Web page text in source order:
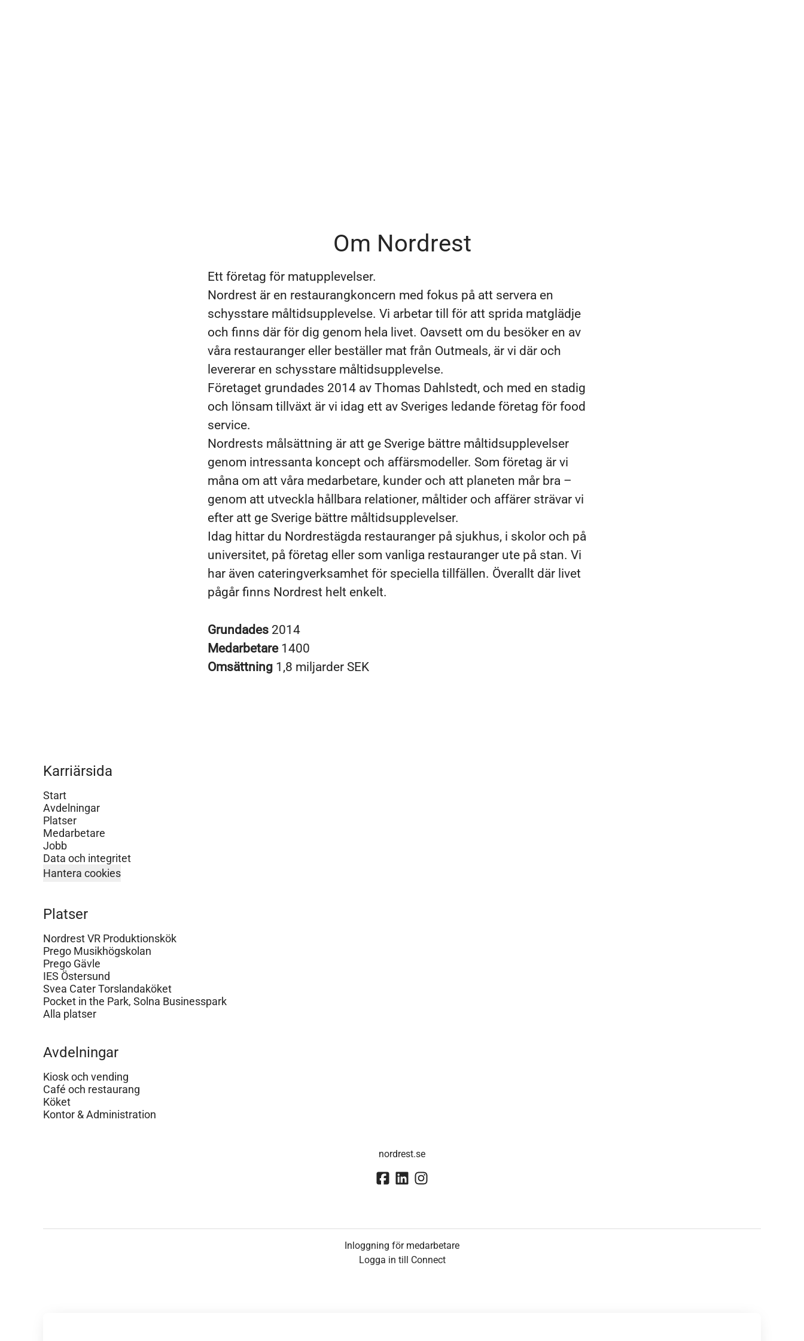
Om Nordrest
Ett företag för matupplevelser.
Nordrest är en restaurangkoncern med fokus på att servera en
schysstare måltidsupplevelse. Vi arbetar till för att sprida matglädje
och finns där för dig genom hela livet. Oavsett om du besöker en av
våra restauranger eller beställer mat från Outmeals, är vi där och
levererar en schysstare måltidsupplevelse.
Företaget grundades 2014 av Thomas Dahlstedt, och med en stadig
och lönsam tillväxt är vi idag ett av Sveriges ledande företag för food
service.
Nordrests målsättning är att ge Sverige bättre måltidsupplevelser
genom intressanta koncept och affärsmodeller. Som företag är vi
måna om att våra medarbetare, kunder och att planeten mår bra –
genom att utveckla hållbara relationer, måltider och affärer strävar vi
efter att ge Sverige bättre måltidsupplevelser.
Idag hittar du Nordrestägda restauranger på sjukhus, i skolor och på
universitet, på företag eller som vanliga restauranger ute på stan. Vi
har även cateringverksamhet för speciella tillfällen. Överallt där livet
pågår finns Nordrest helt enkelt.
Grundades 2014
Medarbetare 1400
Omsättning 1,8 miljarder SEK
Karriärsida
Start
Avdelningar
Platser
Medarbetare
Jobb
Data och integritet
Hantera cookies
Platser
Nordrest VR Produktionskök
Prego Musikhögskolan
Prego Gävle
IES Östersund
Svea Cater Torslandaköket
Pocket in the Park, Solna Businesspark
Alla platser
Avdelningar
Kiosk och vending
Café och restaurang
Köket
Kontor & Administration
nordrest.se
Inloggning för medarbetare
Logga in till Connect